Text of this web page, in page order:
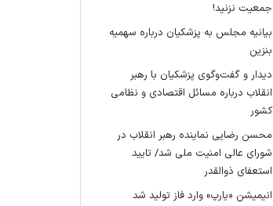
جمعیت نزنید!
بیانیه مجلس به پزشکیان درباره سهمیه
بنزین
دیدار و گفت‌وگوی پزشکیان با رهبر
انقلاب درباره مسائل اقتصادی و نظامی
کشور
محسن رضایی نماینده رهبر انقلاب در
شورای عالی امنیت ملی شد/ تایید
استعفای ذوالقدر
انیمیشن «یارپ» وارد فاز تولید شد